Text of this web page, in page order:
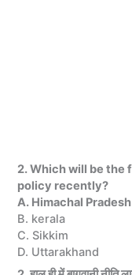
2. Which will be
policy recently?
A. Himachal Pradesh
B. kerala
C. Sikkim
D. Uttarakhand